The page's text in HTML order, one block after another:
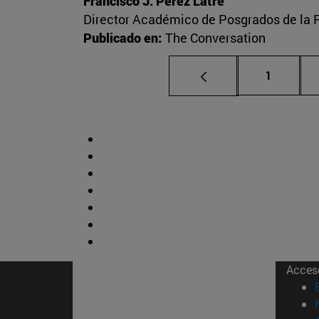
Director Académico de Posgrados de la
Publicado en: The Conversation
Página
1